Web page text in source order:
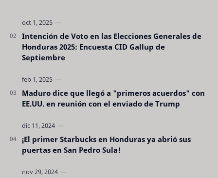
Intención de Voto en las Elecciones Generales de
Honduras 2025: Encuesta CID Gallup de
Septiembre
Maduro dice que llegó a "primeros acuerdos" con
EE.UU. en reunión con el enviado de Trump
¡El primer Starbucks en Honduras ya abrió sus
puertas en San Pedro Sula!